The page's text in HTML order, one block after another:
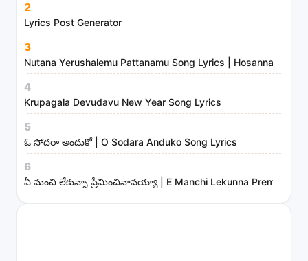
s
t
r
i
e
s
2
Lyrics Post Generator
3
Nutana Yerushalemu Pattanamu Song Lyrics | Hosanna
4
Krupagala Devudavu New Year Song Lyrics
5
ఓ సోదరా అందుకో | O Sodara Anduko Song Lyrics
6
ఏ మంచి లేకున్నా ప్రేమించినావయ్యా | E Manchi Lekunna